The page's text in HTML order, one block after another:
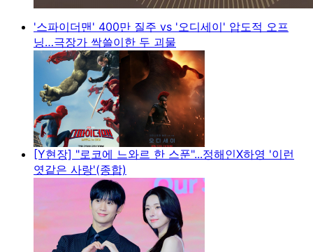
'스파이더맨' 400만 질주 vs '오디세이' 압도적 오프
닝…극장가 싹쓸이한 두 괴물
[Y현장] "로코에 느와르 한 스푼"...정해인X하영 '이런
엿같은 사랑'(종합)